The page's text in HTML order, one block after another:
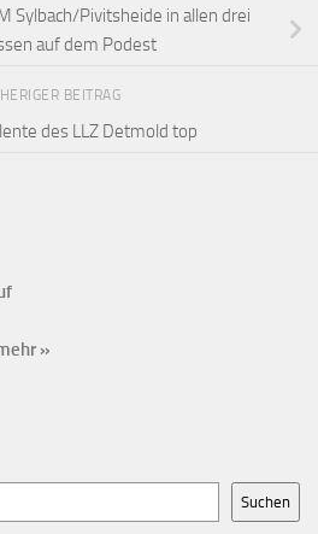
Sylbach/Pivitsheide in allen drei
auf dem Podest
BEITRAG
des LLZ Detmold top
»
Suchen